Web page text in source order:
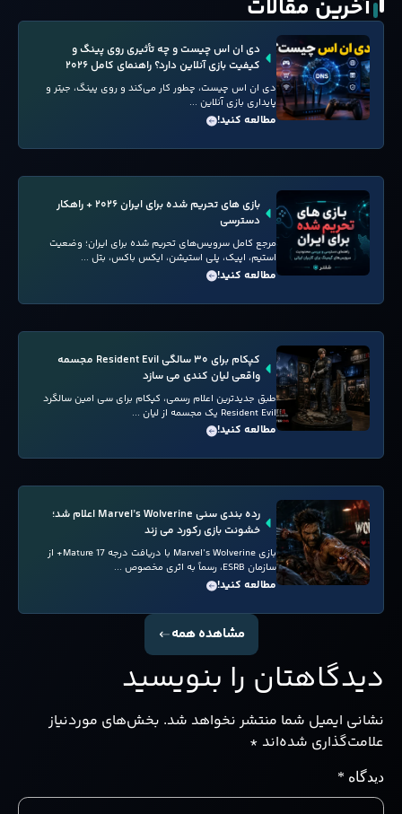
آخرین مقالات
دی ان اس چیست و چه تأثیری روی پینگ و
کیفیت بازی آنلاین دارد؟ راهنمای کامل ۲۰۲۶
دی ان اس چیست، چطور کار می‌کند و روی پینگ، جیتر و
پایداری بازی آنلاین ...
مطالعه کنید!
بازی های تحریم شده برای ایران ۲۰۲۶ + راهکار
دسترسی
مرجع کامل سرویس‌های تحریم شده برای ایران؛ وضعیت
استیم، اپیک، پلی استیشن، ایکس باکس، بتل ...
مطالعه کنید!
کپکام برای ۳۰ سالگی Resident Evil مجسمه
واقعی لیان کندی می سازد
طبق جدیدترین اعلام رسمی، کپکام برای سی امین سالگرد
Resident Evil یک مجسمه از لیان ...
مطالعه کنید!
رده بندی سنی Marvel’s Wolverine اعلام شد؛
خشونت بازی رکورد می زند
بازی Marvel’s Wolverine با دریافت درجه Mature 17+ از
سازمان ESRB، رسماً به اثری مخصوص ...
مطالعه کنید!
مشاهده همه
دیدگاهتان را بنویسید
نشانی ایمیل شما منتشر نخواهد شد. بخش‌های موردنیاز
علامت‌گذاری شده‌اند *
دیدگاه *